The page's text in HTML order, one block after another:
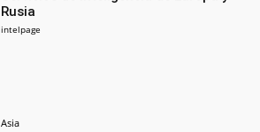
Rusia
intelpage
Asia